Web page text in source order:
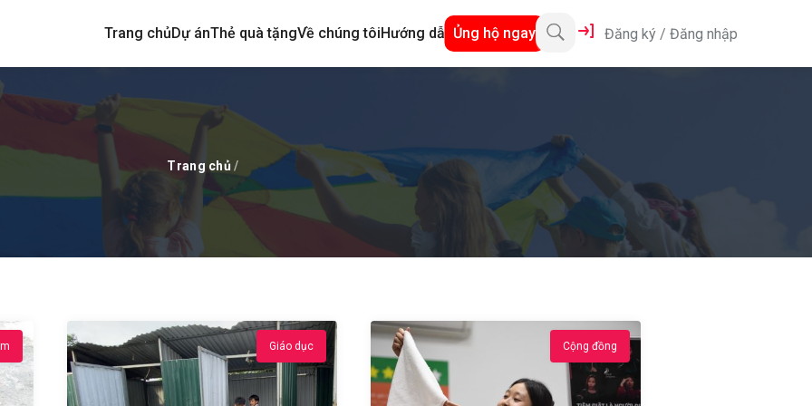
Trang chủDự ánThẻ quà tặngVề chúng tôiHướng dẫn Ủng hộ ngay Đăng ký / Đăng nhập
Trang chủ /
Giáo dục Cộng đồng